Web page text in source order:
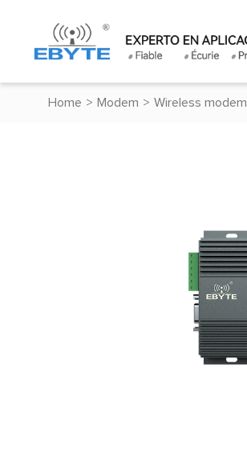
Home > Modem > Wireless modem